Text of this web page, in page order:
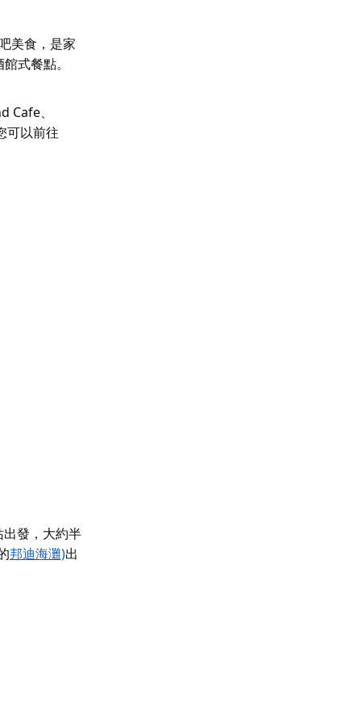
美食，是家
式餐點。
Cafe、
可以前往
發， 大約半
邦迪海灘)出